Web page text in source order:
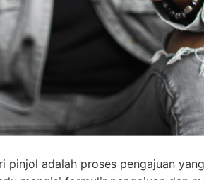
pinjol adalah proses pengajuan